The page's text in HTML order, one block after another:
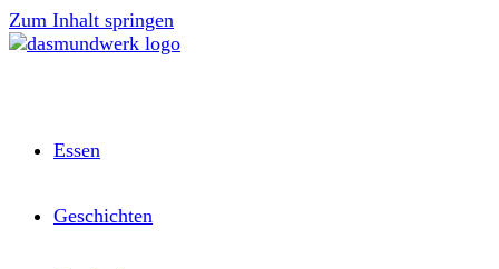
Zum Inhalt springen
Essen
Geschichten